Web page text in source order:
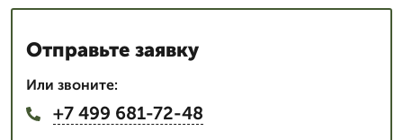
Отправьте заявку
Или звоните:
+7 499 681-72-48